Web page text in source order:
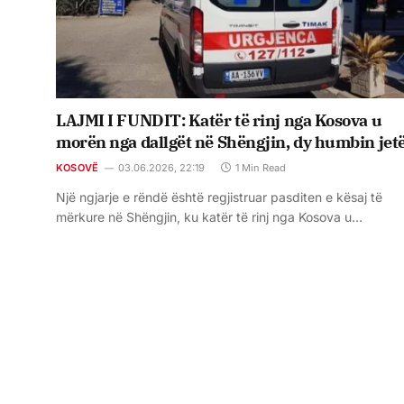
LAJMI I FUNDIT: Katër të rinj nga Kosova u
morën nga dallgët në Shëngjin, dy humbin
KOSOVË 03.06.2026, 22:19 1 Min Read
Një ngjarje e rëndë është regjistruar pasditen e kësaj të
mërkure në Shëngjin, ku katër të rinj nga Kosova u…